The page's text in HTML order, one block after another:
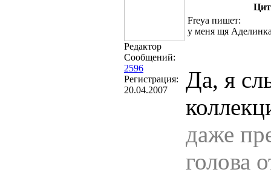
Редактор
Сообщений:
2596
Регистрация:
20.04.2007
Freya пишет:
у меня щя
Да, я
даже
голова